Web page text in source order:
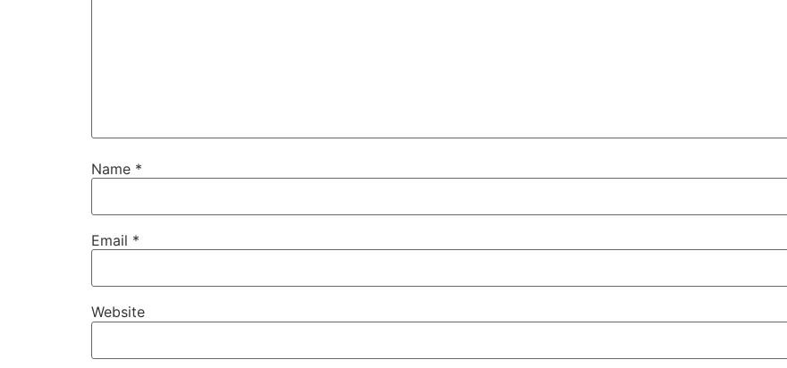
Name *
Email *
Website